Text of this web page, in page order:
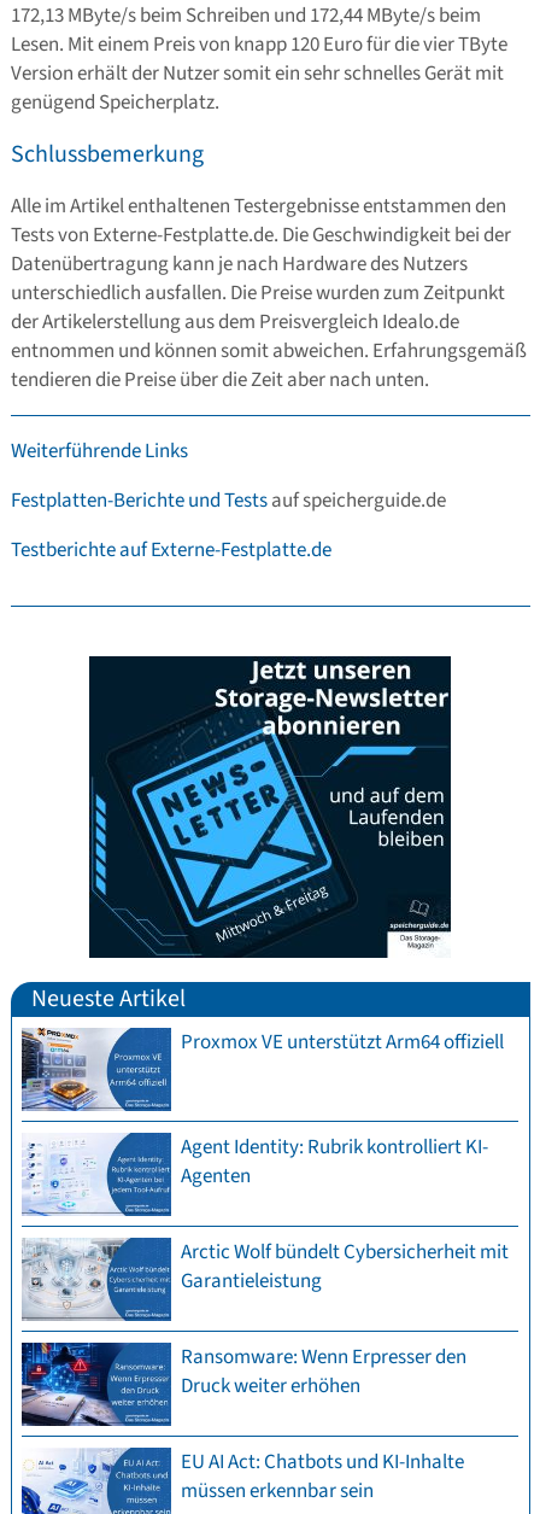
172,13 MByte/s beim Schreiben und 172,44 MByte/s beim
Lesen. Mit einem Preis von knapp 120 Euro für die vier TByte
Version erhält der Nutzer somit ein sehr schnelles Gerät mit
genügend Speicherplatz.
Schlussbemerkung
Alle im Artikel enthaltenen Testergebnisse entstammen den
Tests von Externe-Festplatte.de. Die Geschwindigkeit bei der
Datenübertragung kann je nach Hardware des Nutzers
unterschiedlich ausfallen. Die Preise wurden zum Zeitpunkt
der Artikelerstellung aus dem Preisvergleich Idealo.de
entnommen und können somit abweichen. Erfahrungsgemäß
tendieren die Preise über die Zeit aber nach unten.
Weiterführende Links
Festplatten-Berichte und Testsauf speicherguide.de
Testberichte auf Externe-Festplatte.de
Neueste Artikel
Proxmox VE unterstützt Arm64 offiziell
Agent Identity: Rubrik kontrolliert KI-
Agenten
Arctic Wolf bündelt Cybersicherheit mit
Garantieleistung
Ransomware: Wenn Erpresser den
Druck weiter erhöhen
EU AI Act: Chatbots und KI-Inhalte
müssen erkennbar sein